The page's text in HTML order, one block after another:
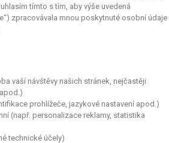
tímto s tím, aby výše uvedená
zpracovávala mnou poskytnuté osobní údaje
vaší návštěvy našich stránek, nejčastěji
prohlížeče, jazykové nastavení apod.)
(např. personalizace reklamy, statistika
technické účely)